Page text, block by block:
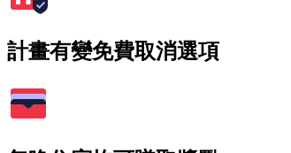
計畫有變免費取消選項